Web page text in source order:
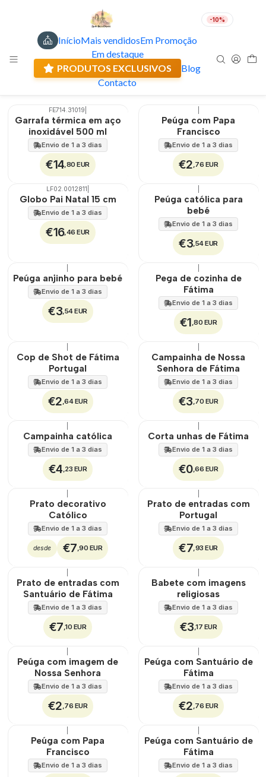
-10%
InícioMais vendidosEm Promoção
Em destaque
PRODUTOS EXCLUSIVOS
Blog
Contacto
EUR
Diversos - Artigos Religiosos
Filtros
FE714.31019
Garrafa térmica em aço
inoxidável 500 ml
Envio de 1 a 3 dias
€14,80 EUR
Peúga com Papa
Francisco
Envio de 1 a 3 dias
€2,76 EUR
LF02.0012811
Globo Pai Natal 15 cm
Envio de 1 a 3 dias
€16,46 EUR
Peúga católica para
bebé
Envio de 1 a 3 dias
€3,54 EUR
Peúga anjinho para bebé
Envio de 1 a 3 dias
€3,54 EUR
🇵🇹Pega de cozinha de
Fátima
Envio de 1 a 3 dias
€1,80 EUR
Cop de Shot de Fátima
Portugal
Envio de 1 a 3 dias
€2,64 EUR
Campainha de Nossa
Senhora de Fátima
Envio de 1 a 3 dias
€3,70 EUR
Campainha católica
Envio de 1 a 3 dias
€4,23 EUR
Corta unhas de Fátima
Envio de 1 a 3 dias
€0,66 EUR
Prato decorativo
Católico
Envio de 1 a 3 dias
desde €7,90 EUR
Prato de entradas com
Portugal
Envio de 1 a 3 dias
€7,93 EUR
Prato de entradas com
Santuário de Fátima
Envio de 1 a 3 dias
€7,10 EUR
🇵🇹
Babete com imagens
religiosas
Envio de 1 a 3 dias
€3,17 EUR
Peúga com imagem de
Nossa Senhora
Envio de 1 a 3 dias
€2,76 EUR
Peúga com Santuário de
Fátima
Envio de 1 a 3 dias
€2,76 EUR
Peúga com Papa
Francisco
Envio de 1 a 3 dias
Peúga com Santuário de
Fátima
Envio de 1 a 3 dias